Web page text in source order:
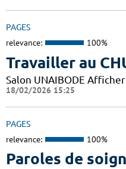
PAGES
relevance: 100%
Travailler au
Salon UNAIBODE
18/02/2026 15:25
PAGES
relevance: 100%
Paroles de